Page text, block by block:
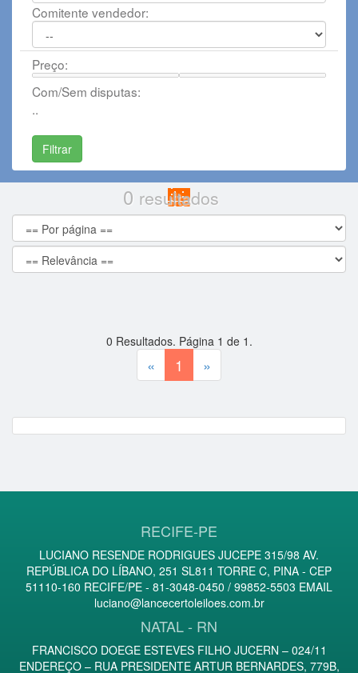
Comitente vendedor:
Preço:
Com/Sem disputas:
..
0 resultados
0 Resultados. Página 1 de 1 .
« 1 »
RECIFE-PE
LUCIANO RESENDE RODRIGUES JUCEPE 315/98 AV.
REPÚBLICA DO LÍBANO, 251 SL811 TORRE C, PINA - CEP
51110-160 RECIFE/PE - 81-3048-0450 / 99852-5503 EMAIL
luciano@lancecertoleiloes.com.br
NATAL - RN
FRANCISCO DOEGE ESTEVES FILHO JUCERN – 024/11
ENDEREÇO – RUA PRESIDENTE ARTUR BERNARDES, 779B,